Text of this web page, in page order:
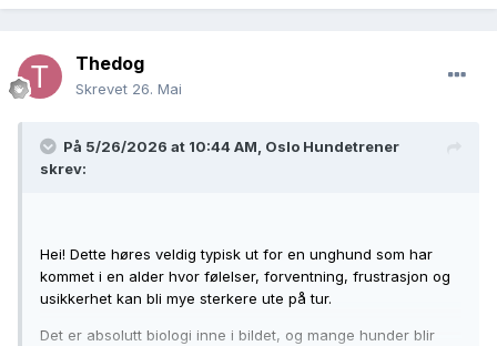
Thedog
Skrevet 26. Mai
På 5/26/2026 at 10:44 AM, Oslo Hundetrener
skrev:
Hei! Dette høres veldig typisk ut for en unghund som har
kommet i en alder hvor følelser, forventning, frustrasjon og
usikkerhet kan bli mye sterkere ute på tur.
Det er absolutt biologi inne i bildet, og mange hunder blir